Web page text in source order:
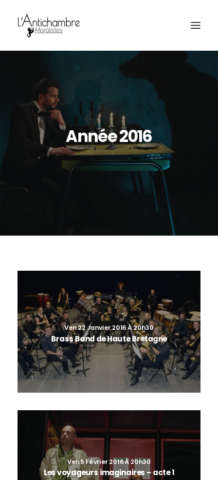
Billetterie
Année 2016
Ven 22 Janvier 2016 À 20h30
Brass Band de Haute Bretagne
Ven 5 Février 2016 À 20h30
Les voyageurs imaginaires – acte 1